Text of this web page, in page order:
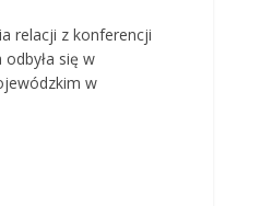
relacji z konferencji
odbyła się w
w